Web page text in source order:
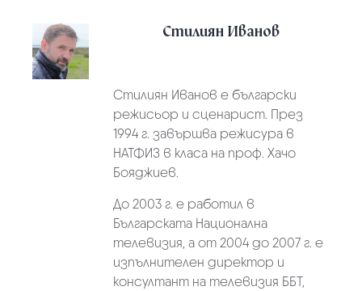
Стилиян Иванов
Стилиян Иванов е български
режисьор и сценарист. През
1994 г. завършва режисура в
НАТФИЗ в класа на проф. Хачо
Бояджиев.
До 2003 г. е работил в
Българската Национална
телевизия, а от 2004 до 2007 г. е
изпълнителен директор и
консултант на телевизия ББТ,